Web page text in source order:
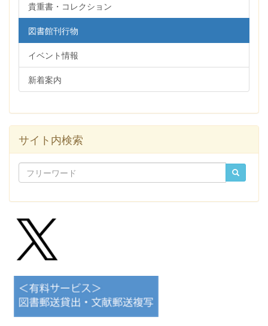
貴重書・コレクション
図書館刊行物
イベント情報
新着案内
サイト内検索